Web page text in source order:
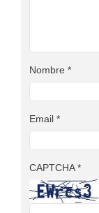
Nombre *
Email *
CAPTCHA*